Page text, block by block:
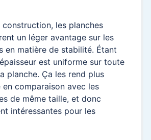
les planches
un léger avantage sur les
en matière de stabilité. Étant
est uniforme sur toute
planche. Ça les rend plus
en comparaison avec les
de même taille, et donc
intéressantes pour les